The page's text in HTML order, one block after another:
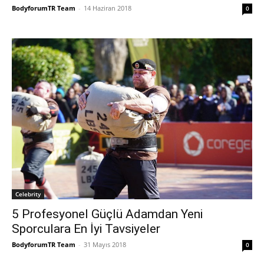
BodyforumTR Team - 14 Haziran 2018 0
Celebrity
5 Profesyonel Güçlü Adamdan Yeni
Sporculara En İyi Tavsiyeler
BodyforumTR Team - 31 Mayıs 2018 0